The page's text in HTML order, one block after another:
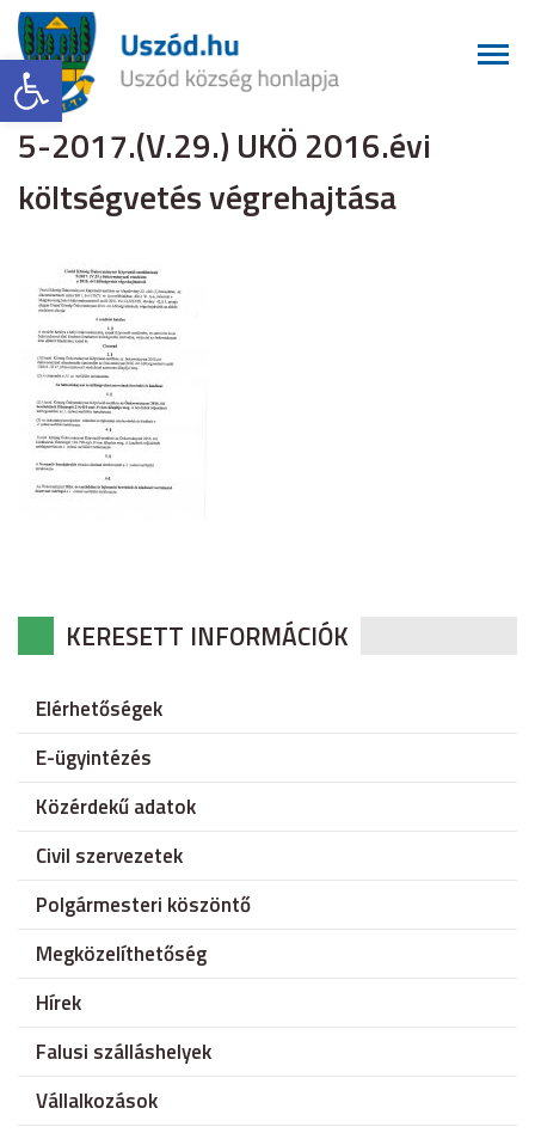
Eszköztár megnyitása
5-2017.(V.29.) UKÖ 2016.évi
költségvetés végrehajtása
KERESETT INFORMÁCIÓK
Elérhetőségek
E-ügyintézés
Közérdekű adatok
Civil szervezetek
Polgármesteri köszöntő
Megközelíthetőség
Hírek
Falusi szálláshelyek
Vállalkozások